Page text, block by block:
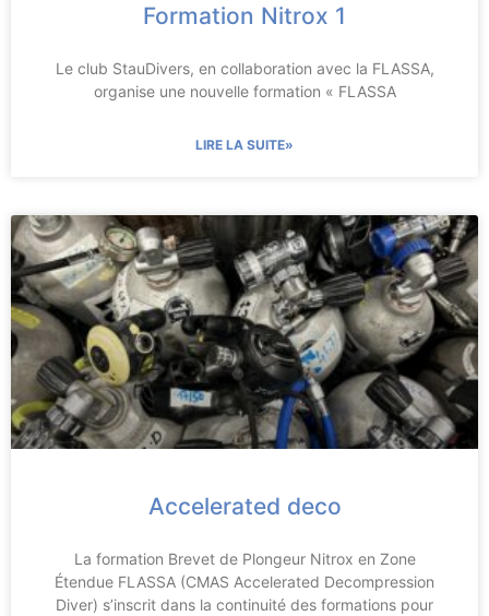
Formation Nitrox 1
Le club StauDivers, en collaboration avec la FLASSA,
organise une nouvelle formation « FLASSA
LIRE LA SUITE»
Accelerated deco
La formation Brevet de Plongeur Nitrox en Zone
Étendue FLASSA (CMAS Accelerated Decompression
Diver) s’inscrit dans la continuité des formations pour